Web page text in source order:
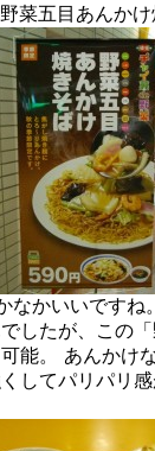
菜五目あんかけ
なかいいですね
したが、この
能。 あんかけ
してパリパリ